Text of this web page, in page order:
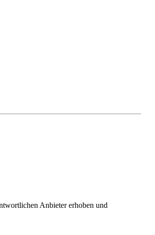
Anbieter erhoben und